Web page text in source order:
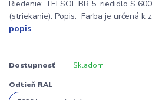
Riedenie: TELSOL BR 5, riedidlo S
(striekanie). Popis: Farba je určená k
popis
Dostupnosť Skladom
Odtieň RAL